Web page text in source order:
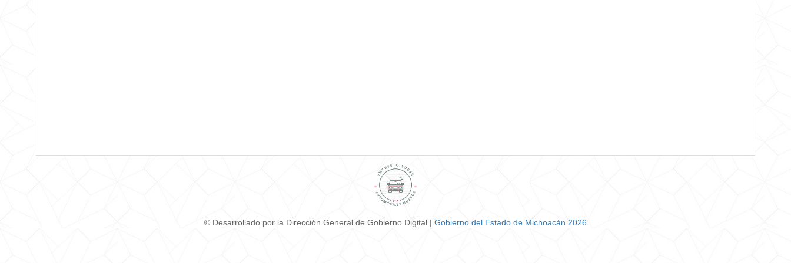
© Desarrollado por la Dirección General de Gobierno Digital | Gobierno del Estado de Michoacán 2026